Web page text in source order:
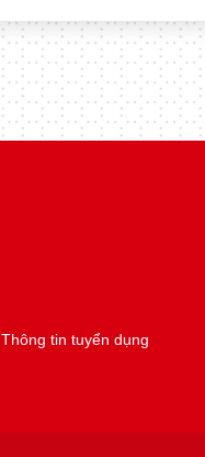
Thông tin tuyển dụng